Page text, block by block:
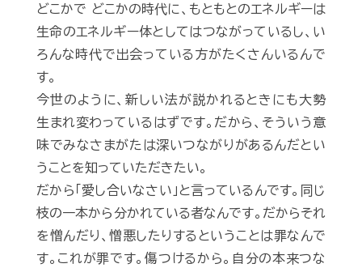
どこかで どこかの時代に、もともとのエネルギーは
生命のエネルギー体としてはつながっているし、い
ろんな時代で出会っている方がたくさんいるんで
す。
今世のように、新しい法が説かれるときにも大勢
生まれ変わっているはずです。だから、そういう意
味でみなさまがたは深いつながりがあるんだとい
うことを知っていただきたい。
だから「愛し合いなさい」と言っているんです。同じ
枝の一本から分かれている者なんです。だからそれ
を憎んだり、憎悪したりするということは罪なんで
す。これが罪です。傷つけるから。自分の本来つな